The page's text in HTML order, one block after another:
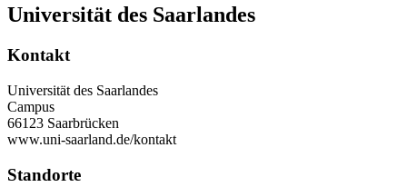
Universität des Saarlandes
Kontakt
Universität des Saarlandes
Campus
66123 Saarbrücken
www.uni-saarland.de/kontakt
Standorte